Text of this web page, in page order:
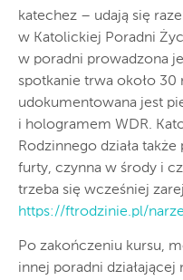
katechez – udają się
w Katolickiej Poradni
w poradni prowadzona
spotkanie trwa około
udokumentowana jest
i hologramem WDR.
Rodzinnego działa
furty, czynna w środy i
trzeba się wcześniej
https://ftrodzinie.pl/
Po zakończeniu kursu,
innej poradni